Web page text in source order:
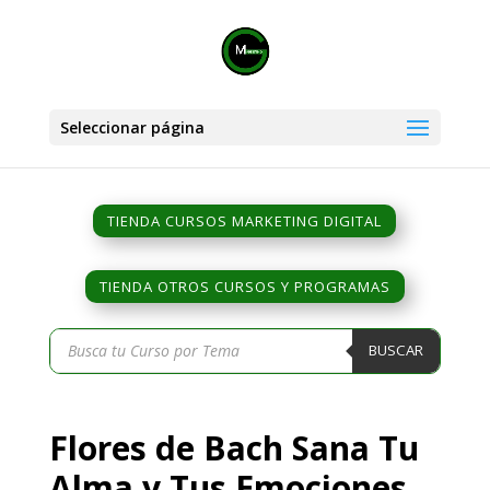
Seleccionar página
TIENDA CURSOS MARKETING DIGITAL
TIENDA OTROS CURSOS Y PROGRAMAS
Búsqueda
de
productos
BUSCAR
Flores de Bach Sana Tu